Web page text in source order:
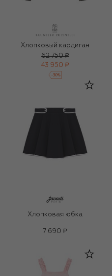
Хлопковый кардиган
62 750 ₽
43 950 ₽
-30%
Хлопковая юбка
7 690 ₽